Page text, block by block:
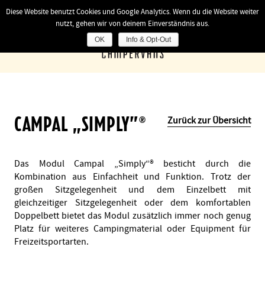
Zurück zur Übersicht
CAMPAL „SIMPLY“®
Das Modul Campal „Simply“® besticht durch die
Kombination aus Einfachheit und Funktion. Trotz der
großen Sitzgelegenheit und dem Einzelbett mit
gleichzeitiger Sitzgelegenheit oder dem komfortablen
Doppelbett bietet das Modul zusätzlich immer noch genug
Platz für weiteres Campingmaterial oder Equipment für
Freizeitsportarten.
Diese Website benutzt Cookies und Google Analytics. Wenn du die Website weiter
nutzt, gehen wir von deinem Einverständnis aus.
OK Info & Opt-Out